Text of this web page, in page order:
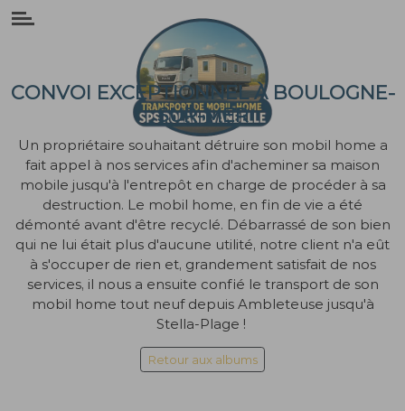
Panneau de gestion des cookies
CONVOI EXCEPTIONNEL À BOULOGNE-
SUR-MER
Un propriétaire souhaitant détruire son mobil home a
fait appel à nos services afin d'acheminer sa maison
mobile jusqu'à l'entrepôt en charge de procéder à sa
destruction. Le mobil home, en fin de vie a été
démonté avant d'être recyclé. Débarrassé de son bien
qui ne lui était plus d'aucune utilité, notre client n'a eût
à s'occuper de rien et, grandement satisfait de nos
services, il nous a ensuite confié le transport de son
mobil home tout neuf depuis Ambleteuse jusqu'à
Stella-Plage !
Retour aux albums